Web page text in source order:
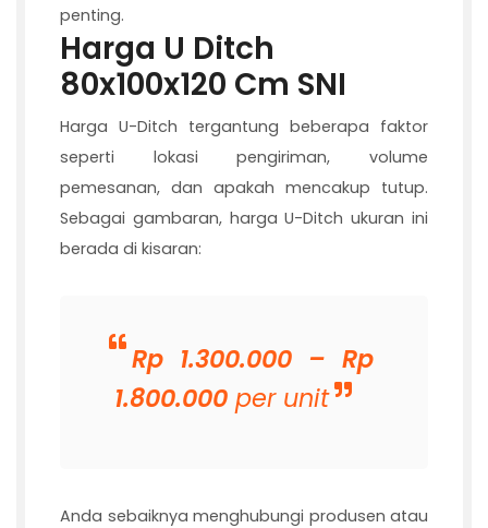
penting.
Harga U Ditch
80x100x120 Cm SNI
Harga U-Ditch tergantung beberapa faktor
seperti lokasi pengiriman, volume
pemesanan, dan apakah mencakup tutup.
Sebagai gambaran, harga U-Ditch ukuran ini
berada di kisaran:
Rp 1.300.000 – Rp
1.800.000 per unit
Anda sebaiknya menghubungi produsen atau